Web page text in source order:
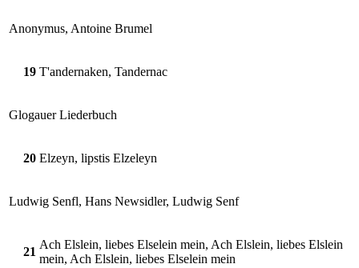
Anonymus, Antoine Brumel
19 T'andernaken, Tandernac
Glogauer Liederbuch
20 Elzeyn, lipstis Elzeleyn
Ludwig Senfl, Hans Newsidler, Ludwig Senf
21
Ach Elslein, liebes Elselein mein, Ach Elslein, liebes Elslein
mein, Ach Elslein, liebes Elselein mein